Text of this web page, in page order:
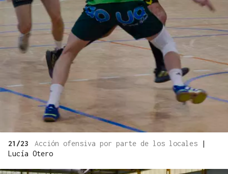
21/23 Acción ofensiva por parte de los locales
|
Lucía Otero